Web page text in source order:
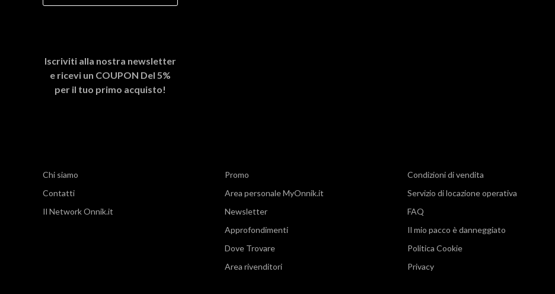
Iscriviti alla nostra newsletter
e ricevi un COUPON Del 5%
per il tuo primo acquisto!
Chi siamo
Contatti
Il Network Onnik.it
Promo
Area personale MyOnnik.it
Newsletter
Approfondimenti
Dove Trovare
Area rivenditori
Condizioni di vendita
Servizio di locazione operativa
FAQ
Il mio pacco è danneggiato
Politica Cookie
Privacy